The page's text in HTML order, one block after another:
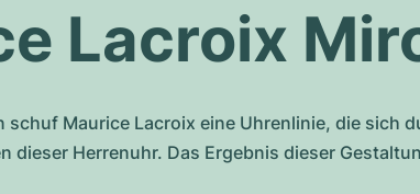
Lacroix
schuf Maurice Lacroix eine Uhrenlinie, die
dieser Herrenuhr. Das Ergebnis dieser